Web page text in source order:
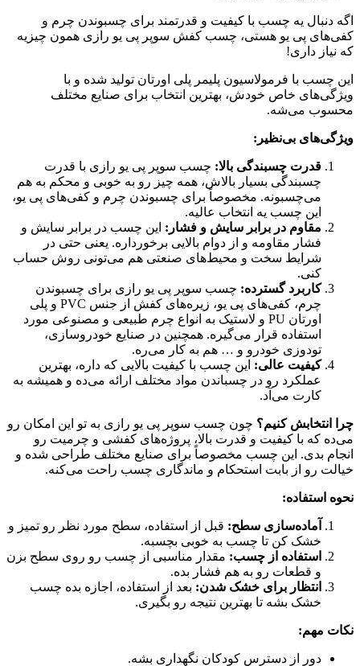
اگه دنبال یه چسب با کیفیت و قدرتمند برای چسبوندن چرم و
کفی‌های پی یو هستی، چسب کفش سوپر پی یو رازی همون چیزیه
که نیاز داری!
این چسب با فرمولاسیون پلیمر پلی اورتان تولید شده و با
ویژگی‌های خاص خودش، بهترین انتخاب برای صنایع مختلف
محسوب می‌شه.
ویژگی‌های بی‌نظیر:
قدرت چسبندگی بالا: چسب سوپر پی یو رازی با قدرت
چسبندگی بسیار بالاش، همه چیز رو به خوبی و محکم به هم
می‌چسبونه. مخصوصاً برای چسبوندن چرم و کفی‌های پی یو،
این چسب یه انتخاب عالیه.
مقاوم در برابر سایش و فشار: این چسب در برابر سایش و
فشار مقاومه و از دوام بالایی برخورداره. یعنی حتی در
شرایط سخت و محیط‌های صنعتی هم می‌تونی روش حساب
کنی.
کاربرد گسترده: چسب سوپر پی یو رازی برای چسبوندن
چرم، کفی‌های پی یو، زیره‌های کفش از جنس PVC و پلی
اورتان PU و لاستیک به انواع چرم طبیعی و مصنوعی مورد
استفاده قرار می‌گیره. همچنین در صنایع خودروسازی،
تودوزی خودرو و … هم به کار می‌ره.
کیفیت عالی: این چسب با کیفیت بالایی که داره، بهترین
عملکرد رو در چسباندن مواد مختلف ارائه می‌ده و همیشه به
کارت می‌آد.
چرا انتخابش کنیم؟ چون چسب سوپر پی یو رازی به تو این امکان رو
می‌ده که با کیفیت و قدرت بالا، پروژه‌های کفشی و چرمیت رو
انجام بدی. این چسب مخصوصاً برای صنایع مختلف طراحی شده و
خیالت رو از بابت استحکام و ماندگاری چسب راحت می‌کنه.
نحوه استفاده:
آماده‌سازی سطح: قبل از استفاده، سطح مورد نظر رو تمیز و
خشک کن تا چسب به خوبی بچسبه.
استفاده از چسب: مقدار مناسبی از چسب رو روی سطح بزن
و قطعات رو به هم فشار بده.
انتظار برای خشک شدن: بعد از استفاده، اجازه بده چسب
خشک بشه تا بهترین نتیجه رو بگیری.
نکات مهم:
دور از دسترس کودکان نگهداری بشه.